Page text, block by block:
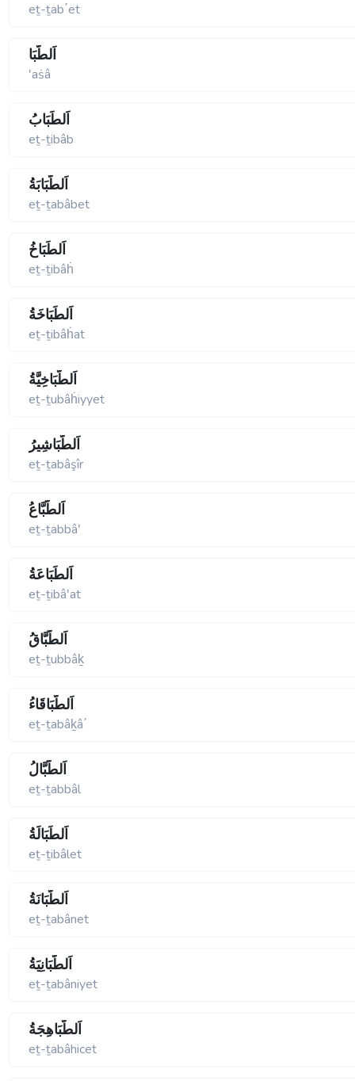
eṯ-ṯab΄et
اَلطَّبَا
ʹaṡâ
اَلطِّبَابُ
eṯ-ṯibâb
اَلطَّبَابَةُ
eṯ-ṯabâbet
اَلطِّبَاخُ
eṯ-ṯibâḣ
اَلطِّبَاخَةُ
eṯ-ṯibâḣat
اَلطُّبَاخِيَّةُ
eṯ-ṯubâḣiyyet
اَلطَّبَاشِيرُ
eṯ-ṯabâşîr
اَلطَّبَّاعُ
eṯ-ṯabbâʹ
اَلطِّبَاعَةُ
eṯ-ṯibâʹat
اَلطُّبَّاقُ
eṯ-ṯubbâḵ
اَلطَّبَاقَاءُ
eṯ-ṯabâḵâ΄
اَلطَّبَّالُ
eṯ-ṯabbâl
اَلطِّبَالَةُ
eṯ-ṯibâlet
اَلطَّبَانَةُ
eṯ-ṯabânet
اَلطَّبَانِيَةُ
eṯ-ṯabâniyet
اَلطَّبَاهِجَةُ
eṯ-ṯabâhicet